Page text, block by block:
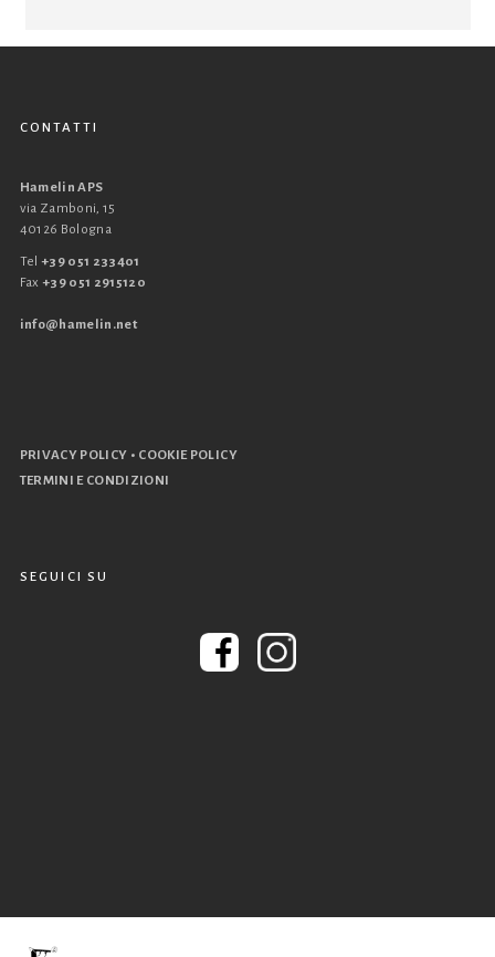
CONTATTI
Hamelin APS
via Zamboni, 15
40126 Bologna
Tel +39 051 233401
Fax +39 051 2915120
info@hamelin.net
PRIVACY POLICY • COOKIE POLICY
TERMINI E CONDIZIONI
SEGUICI SU